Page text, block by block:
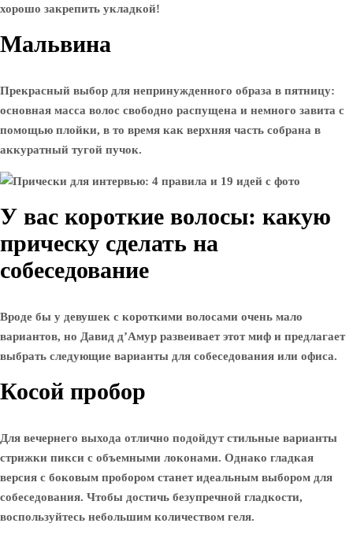
хорошо закрепить укладкой!
Мальвина
Прекрасный выбор для непринужденного образа в пятницу:
основная масса волос свободно распущена и немного завита с
помощью плойки, в то время как верхняя часть собрана в
аккуратный тугой пучок.
У вас короткие волосы: какую
прическу сделать на
собеседование
Вроде бы у девушек с короткими волосами очень мало
вариантов, но Давид д’Амур развеивает этот миф и предлагает
выбрать следующие варианты для собеседования или офиса.
Косой пробор
Для вечернего выхода отлично подойдут стильные варианты
стрижки пикси с объемными локонами. Однако гладкая
версия с боковым пробором станет идеальным выбором для
собеседования. Чтобы достичь безупречной гладкости,
воспользуйтесь небольшим количеством геля.